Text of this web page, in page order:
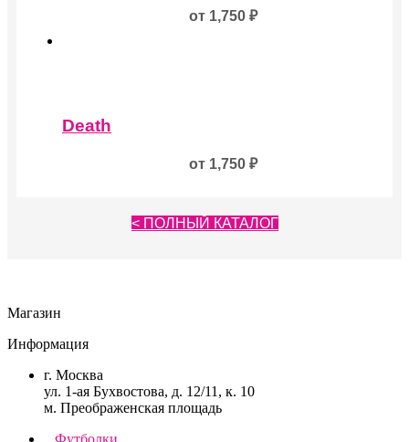
товара.
от 1,750 ₽
товар
имеет
Death
от 1,750 ₽
< ПОЛНЫЙ КАТАЛОГ
Магазин
Информация
г. Москва
ул. 1-ая Бухвостова, д. 12/11, к. 10
м. Преображенская площадь
Футболки